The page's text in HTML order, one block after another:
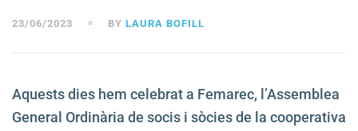
23/06/2023 BY LAURA BOFILL
Aquests dies hem celebrat a Femarec, l’Assemblea
General Ordinària de socis i sòcies de la cooperativa